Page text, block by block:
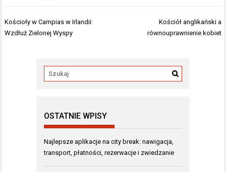
Nawigacja
wpisu
Kościoły w Campias w Irlandii:
Wzdłuż Zielonej Wyspy
Kościół anglikański a
równouprawnienie kobiet
OSTATNIE WPISY
Najlepsze aplikacje na city break: nawigacja,
transport, płatności, rezerwacje i zwiedzanie